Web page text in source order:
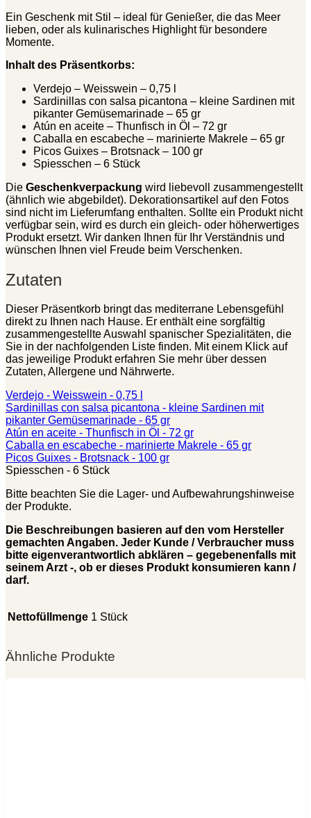
Ein Geschenk mit Stil – ideal für Genießer, die das Meer
lieben, oder als kulinarisches Highlight für besondere
Momente.
Inhalt des Präsentkorbs:
Verdejo – Weisswein – 0,75 l
Sardinillas con salsa picantona – kleine Sardinen mit
pikanter Gemüsemarinade – 65 gr
Atún en aceite – Thunfisch in Öl – 72 gr
Caballa en escabeche – marinierte Makrele – 65 gr
Picos Guixes – Brotsnack – 100 gr
Spiesschen – 6 Stück
Die Geschenkverpackung wird liebevoll zusammengestellt
(ähnlich wie abgebildet). Dekorationsartikel auf den Fotos
sind nicht im Lieferumfang enthalten. Sollte ein Produkt nicht
verfügbar sein, wird es durch ein gleich- oder höherwertiges
Produkt ersetzt. Wir danken Ihnen für Ihr Verständnis und
wünschen Ihnen viel Freude beim Verschenken.
Zutaten
Dieser Präsentkorb bringt das mediterrane Lebensgefühl
direkt zu Ihnen nach Hause. Er enthält eine sorgfältig
zusammengestellte Auswahl spanischer Spezialitäten, die
Sie in der nachfolgenden Liste finden. Mit einem Klick auf
das jeweilige Produkt erfahren Sie mehr über dessen
Zutaten, Allergene und Nährwerte.
Verdejo - Weisswein - 0,75 l
Sardinillas con salsa picantona - kleine Sardinen mit
pikanter Gemüsemarinade - 65 gr
Atún en aceite - Thunfisch in Öl - 72 gr
Caballa en escabeche - marinierte Makrele - 65 gr
Picos Guixes - Brotsnack - 100 gr
Spiesschen - 6 Stück
Bitte beachten Sie die Lager- und Aufbewahrungshinweise
der Produkte.
Die Beschreibungen basieren auf den vom Hersteller
gemachten Angaben. Jeder Kunde / Verbraucher muss
bitte eigenverantwortlich abklären – gegebenenfalls mit
seinem Arzt -, ob er dieses Produkt konsumieren kann /
darf.
Nettofüllmenge 1 Stück
Ähnliche Produkte